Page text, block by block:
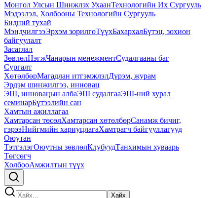
Монгол Улсын Шинжлэх УхаанТехнологийн Их Сургууль
Мэдээлэл, Холбооны Технологийн Сургууль
Бидний тухай
МэндчилгээЭрхэм зорилгоТүүхБахархалБүтэц, зохион
байгуулалт
Засаглал
ЗөвлөлНэгжЧанарын менежментСудалгааны баг
Сургалт
ХөтөлбөрМагадлан итгэмжлэлДүрэм, журам
Эрдэм шинжилгээ, инновац
ЭШ, инновацын албаЭШ судалгааЭШ-ний хурал
семинарБүтээлийн сан
Хамтын ажиллагаа
Хамтарсан төсөлХамтарсан хөтөлбөрСанамж бичиг,
гэрээНийгмийн хариуцлагаХамтрагч байгууллагууд
Оюутан
ТэтгэлэгОюутны зөвлөлКлубуудТанхимын хуваарь
Төгсөгч
ХолбооАмжилтын түүх
Хайх